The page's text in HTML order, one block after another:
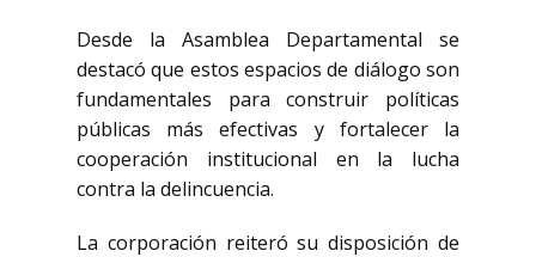
Desde la Asamblea Departamental se
destacó que estos espacios de diálogo son
fundamentales para construir políticas
públicas más efectivas y fortalecer la
cooperación institucional en la lucha
contra la delincuencia.
La corporación reiteró su disposición de